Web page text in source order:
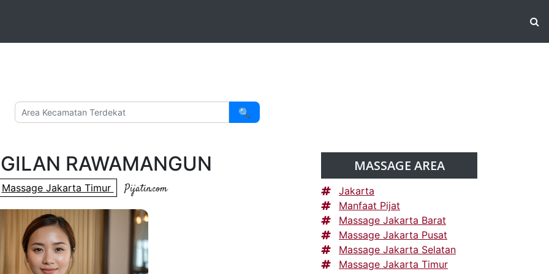
Profesional
🔍
RAWAMANGUN
Massage Jakarta Timur Pijatin.com
MASSAGE AREA
Jakarta
Manfaat Pijat
Massage Jakarta Barat
Massage Jakarta Pusat
Massage Jakarta Selatan
Massage Jakarta Timur